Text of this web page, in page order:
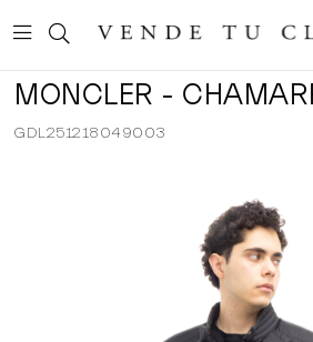
MONCLER -
GDL251218049003